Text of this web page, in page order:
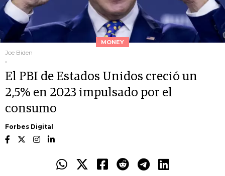
MONEY
Joe Biden
.
El PBI de Estados Unidos creció un
2,5% en 2023 impulsado por el
consumo
Forbes Digital